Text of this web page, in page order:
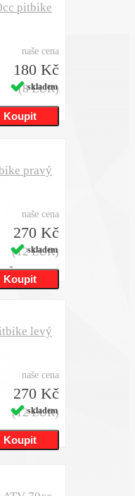
pitbike
naše cena
180 Kč
(8 EUR)
skladem
pravý
naše cena
270 Kč
(12 EUR)
skladem
levý
naše cena
270 Kč
(12 EUR)
skladem